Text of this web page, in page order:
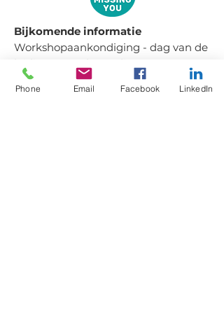
Bijkomende informatie
Workshopaankondiging - dag van de
leidinggevenden: Odisee 2019
De Standaard - 2019 - Rouwen op de
Phone Email Facebook LinkedIn